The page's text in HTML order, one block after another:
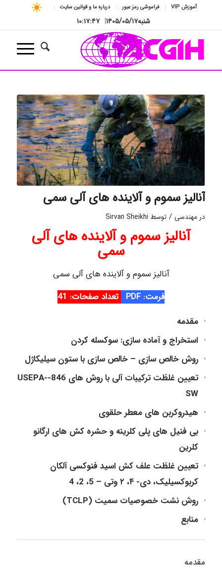
آموزش VIP فراموشی رمز عبور درباره ما و قوانین سایت
شنبه۱۴۰۵/۰۵/۱۷| ۱۰:۱۷:۴۸
آنالیز سموم و آلاینده های آلی سمی
درمهندسی / توسط Sirvan Sheikhi
آنالیز سموم و آلاینده های آلی
سمی
آنالیز سموم و آلاینده های آلی سمی
فرمت: PDF
تعداد صفحات: 41
مقدمه
استخراج و آماده سازی: سوکسله کردن
روش خالص سازی – خالص سازی با ستون سیلیکاژل
تعیین غلظت ترکیبات آلی با روش های 846-USEPA-
SW
هیدروکربن های معطر حلقوی
بی فنیل های پلی کلرینه و حشره کش های ارگانو
کلرین
تعیین غلظت علف کش اسید فنوکسی آلكان
کربوکسیلیک، دی- ۴، ۲ وتی – 5، 2، 4
روش نشت خصوصیات سمیت (TCLP)
منابع
مقدمه